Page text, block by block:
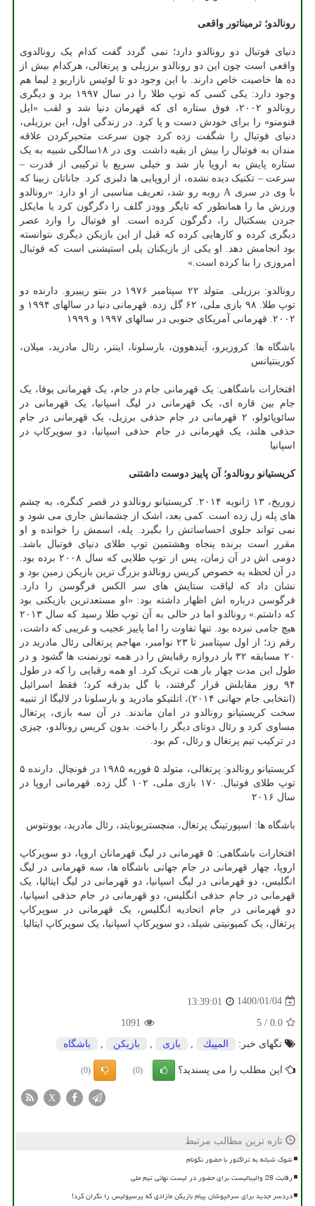
رونالدو؛ ترمیناتور واقعی
دنیای فوتبال دو رونالدو دارد؛ نمی گردد گفت کدام یک رونالدوی
واقعی است چون این دو رونالدو برزیلی و پرتغالی، هرکدام بیش از
ده ها خاصیت خاص دارند. با این وجود دو تا لوئیس نازاریو دِ لیما هم
وجود دارد: یکی کسی که توپ طلا را در سال ۱۹۹۷ برد و دیگری
رونالدو ۲۰۰۲، فوق ستاره ای که قهرمان دنیا شد و لقب «ایل
فنومنو» را برای خودش دست و پا کرد. در زندگی اول، این برزیلی،
دنیای فوتبال را شگفت زده کرد چون سرعت متحیرکردن علاقه
مندان به فوتبال را بیش از بقیه داشت. وی در ۱۸سالگی شبیه به یک
ستاره پایش به اروپا باز شد و خیلی سریع با ترکیبی از قدرت –
سرعت – تکنیک دیده نشده، از اروپایی ها دلبری کرد. جاناتان زبینا که
با وی در سری A روبه رو شد، تعریف مناسبی از او دارد: «رونالدو
ورزش ما را همانطور که تایگر وودز گلف را دگرگون کرد یا مایکل
جردن بسکتبال را، دگرگون کرده است. او فوتبال را وارد عصر
دیگری کرده و کارهایی کرده که قبل از این بازیکن دیگری نتوانسته
بود انجامش دهد. او یکی از بازیکنان پلی استیشنی است که فوتبال
امروزی را بنا کرده است.»
رونالدو: برزیلی. متولد ۲۲ سپتامبر ۱۹۷۶ در بنتو ریبیرو. دارنده دو
توپ طلا. ۹۸ بازی ملی، ۶۲ گل زده. قهرمانی دنیا در سالهای ۱۹۹۴ و
۲۰۰۲. قهرمانی آمریکای جنوبی در سالهای ۱۹۹۷ و ۱۹۹۹
باشگاه ها: کروزیرو، آیندهوون، بارسلونا، اینتر، رئال مادرید، میلان،
کورینتیانس
افتخارات باشگاهی: یک قهرمانی جام در جام، یک قهرمانی یوفا، یک
جام بین قاره ای، یک قهرمانی در لیگ اسپانیا، یک قهرمانی در
سائوپائولو، ۲ قهرمانی در جام حذفی برزیل، یک قهرمانی در جام
حذفی هلند، یک قهرمانی در جام حذفی اسپانیا، دو سوپرکاپ در
اسپانیا
کریستیانو رونالدو؛ آن پاییز دوست داشتنی
زوریخ، ۱۳ ژانویه ۲۰۱۴. کریستیانو رونالدو در قصر کنگره، به چشم
های پله زل زده است. کمی بعد، اشک از چشمانش جاری می شود و
نمی تواند جلوی احساساتش را بگیرد. پله، اسمش را خوانده و او
مقرر است برنده پنجاه وهشتمین توپ طلای دنیای فوتبال باشد.
دومی اش در آن زمان، پس از توپ طلایی که سال ۲۰۰۸ برده بود.
در آن لحظه به خصوص کریس رونالدو بزرگ ترین بازیکن زمین بود و
نشان داد که لیاقت ستایش های سر الکس فرگوسن را دارد.
فرگوسن درباره اش اظهار داشته بود: «او مستعدترین بازیکنی بود
که داشتم.» رونالدو اما در حالی به آن توپ طلا رسید که سال ۲۰۱۳
هیچ جامی نبرده بود. تنها تفاوت را اما پاییز عجیب و غریبی که داشت،
رقم زد؛ از اول سپتامبر تا ۲۳ نوامبر، مهاجم پرتغالی رئال مادرید در
۲۰ مسابقه ۳۲ بار دروازه رقبایش را در همه تورنمنت ها گشود و در
طول این مدت چهار بار هت تریک کرد. او همه رقبایی را که در طول
۹۴ روز مقابلش قرار گرفتند، با گل بدرقه کرد؛ فقط اسرائیل
(انتخابی جام جهانی ۲۰۱۴)، اتلتیکو مادرید و بارسلونا در لالیگا از تنبیه
سخت کریستیانو رونالدو در امان ماندند. در آن سه بازی، پرتغال
مساوی کرد و رئال دوتای دیگر را باخت. بدون کریس رونالدو، چیزی
در ترکیب تیم پرتغال و رئال، کم بود.
کریستیانو رونالدو: پرتغالی، متولد ۵ فوریه ۱۹۸۵ در فونچال. دارنده ۵
توپ طلای فوتبال. ۱۷۰ بازی ملی، ۱۰۲ گل زده. قهرمانی اروپا در
سال ۲۰۱۶
باشگاه ها: اسپورتینگ پرتغال، منچستریونایتد، رئال مادرید، یوونتوس
افتخارات باشگاهی: ۵ قهرمانی در لیگ قهرمانان اروپا، دو سوپرکاپ
اروپا، چهار قهرمانی در جام جهانی باشگاه ها، سه قهرمانی در لیگ
انگلیس، دو قهرمانی در لیگ اسپانیا، دو قهرمانی در لیگ ایتالیا، یک
قهرمانی در جام حذفی انگلیس، دو قهرمانی در جام حذفی اسپانیا،
دو قهرمانی در جام اتحادیه انگلیس، یک قهرمانی در سوپرکاپ
پرتغال، یک کمیونیتی شیلد، دو سوپرکاپ اسپانیا، یک سوپرکاپ ایتالیا.
1400/01/04
13:39:01
0.0
/
5
1091
تگهای خبر:
المپیك بازی بازیكن باشگاه
این مطلب را می پسندید؟ (0)
(0)
X
تازه ترین مطالب مرتبط
شوک شبانه به تراکتور با حضور نکونام
رقابت 28 والیبالیست برای حضور در لیست نهائی تیم ملی
دردسر جدید برای سرخپوشان پیام بازیکن مازادی که پرسپولیس را نگران کرد!